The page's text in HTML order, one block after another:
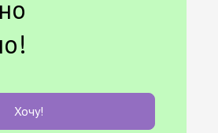
Хочу!